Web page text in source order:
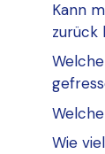
Kann
zurück
Wie